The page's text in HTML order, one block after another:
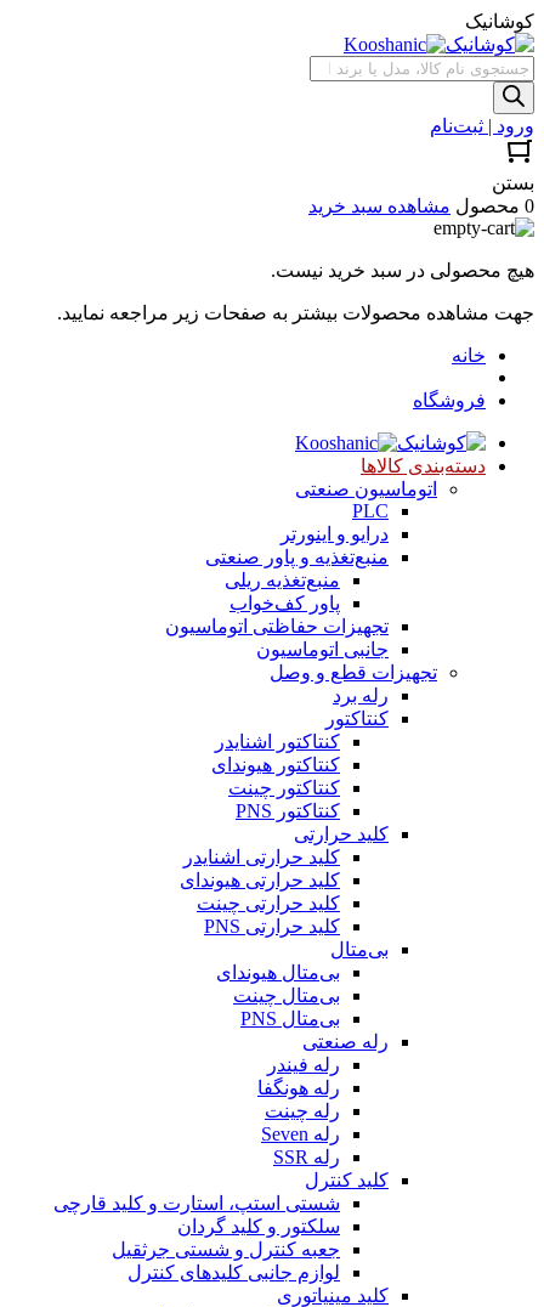
کوشانیک
جستجوی
محصولات
ورود | ثبت‌نام
بستن
0 محصول
مشاهده سبد خرید
هیچ محصولی در سبد خرید نیست.
جهت مشاهده محصولات بیشتر به صفحات زیر مراجعه نمایید.
خانه
فروشگاه
دسته‌بندی کالاها
اتوماسیون صنعتی
PLC
درایو و اینورتر
منبع‌تغذیه و پاور صنعتی
منبع‌تغذیه ریلی
پاور کف‌خواب
تجهیزات حفاظتی اتوماسیون
جانبی اتوماسیون
تجهیزات قطع و وصل
رله برد
کنتاکتور
کنتاکتور اشنایدر
کنتاکتور هیوندای
کنتاکتور چینت
کنتاکتور PNS
کلید حرارتی
کلید حرارتی اشنایدر
کلید حرارتی هیوندای
کلید حرارتی چینت
کلید حرارتی PNS
بی‌متال
بی‌متال هیوندای
بی‌متال چینت
بی‌متال PNS
رله صنعتی
رله فیندر
رله هونگفا
رله چینت
رله Seven
رله SSR
کلید کنترل
شستی استپ، استارت و کلید قارچی
سلکتور و کلید گردان
جعبه کنترل و شستی جرثقیل
لوازم جانبی کلیدهای کنترل
کلید مینیاتوری